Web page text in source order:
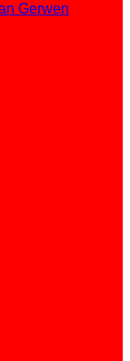
Gerwen